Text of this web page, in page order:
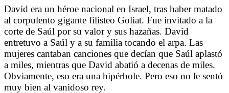
David era un héroe nacional en Israel, tras haber matado
al corpulento gigante filisteo Goliat. Fue invitado a la
corte de Saúl por su valor y sus hazañas. David
entretuvo a Saúl y a su familia tocando el arpa. Las
mujeres cantaban canciones que decían que Saúl aplastó
a miles, mientras que David abatió a decenas de miles.
Obviamente, eso era una hipérbole. Pero eso no le sentó
muy bien al vanidoso rey.